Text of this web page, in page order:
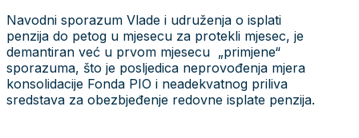
Navodni sporazum Vlade i udruženja o isplati
penzija do petog u mjesecu za protekli mjesec, je
demantiran već u prvom mjesecu „primjene“
sporazuma, što je posljedica neprovođenja mjera
konsolidacije Fonda PIO i neadekvatnog priliva
sredstava za obezbjeđenje redovne isplate penzija.